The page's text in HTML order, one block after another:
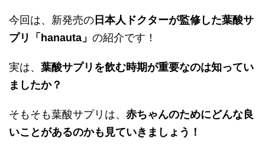
今回は、新発売の 日本人ドクターが監修した葉酸サ
プリ「hanauta」 の紹介です！
実は、 葉酸サプリを飲む時期が重要なのは知ってい
ましたか？
そもそも葉酸サプリは、 赤ちゃんのためにどんな良
いことがあるのかも見ていきましょう！